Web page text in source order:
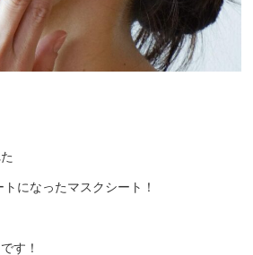
になったマスクシート！
です！